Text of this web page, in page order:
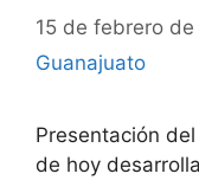
15 de febrero
Guanajuato
Presentación
de hoy